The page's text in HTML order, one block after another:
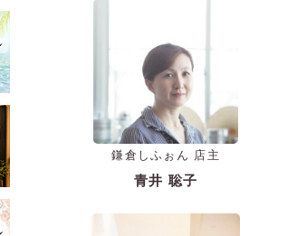
鎌倉しふぉん 店主
青井 聡子